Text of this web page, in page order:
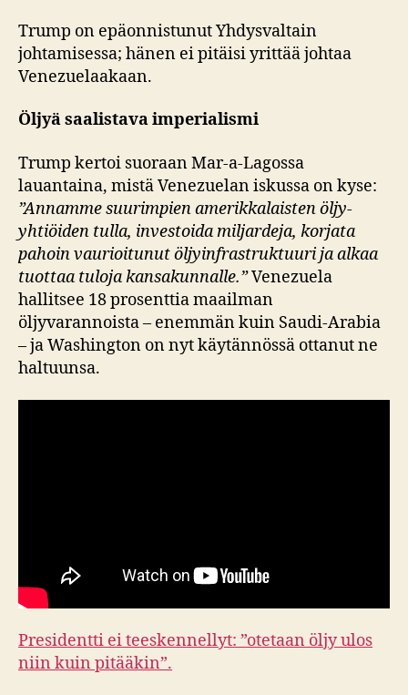
Trump on epäonnistunut Yhdysvaltain
johtamisessa; hänen ei pitäisi yrittää johtaa
Venezuelaakaan.
Öljyä saalistava imperialismi
Trump kertoi suoraan Mar-a-Lagossa
lauantaina, mistä Venezuelan iskussa on kyse:
”Annamme suurimpien amerikkalaisten öljy-
yhtiöiden tulla, investoida miljardeja, korjata
pahoin vaurioitunut öljyinfrastruktuuri ja alkaa
tuottaa tuloja kansakunnalle.”Venezuela
hallitsee 18 prosenttia maailman
öljyvarannoista – enemmän kuin Saudi-Arabia
– ja Washington on nyt käytännössä ottanut ne
haltuunsa.
Presidentti ei teeskennellyt: ”otetaan öljy ulos
niin kuin pitääkin”.